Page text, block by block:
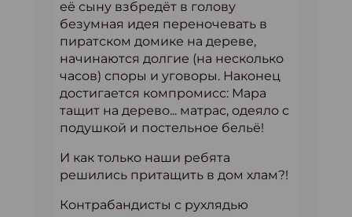
её сыну взбредёт в голову
безумная идея переночевать в
пиратском домике на дереве,
начинаются долгие (на несколько
часов) споры и уговоры. Наконец
достигается компромисс: Мара
тащит на дерево... матрас, одеяло с
подушкой и постельное бельё!
И как только наши ребята
решились притащить в дом хлам?!
Контрабандисты с рухлядью